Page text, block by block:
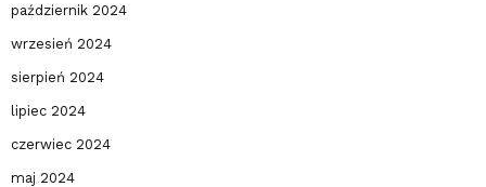
październik 2024
wrzesień 2024
sierpień 2024
lipiec 2024
czerwiec 2024
maj 2024